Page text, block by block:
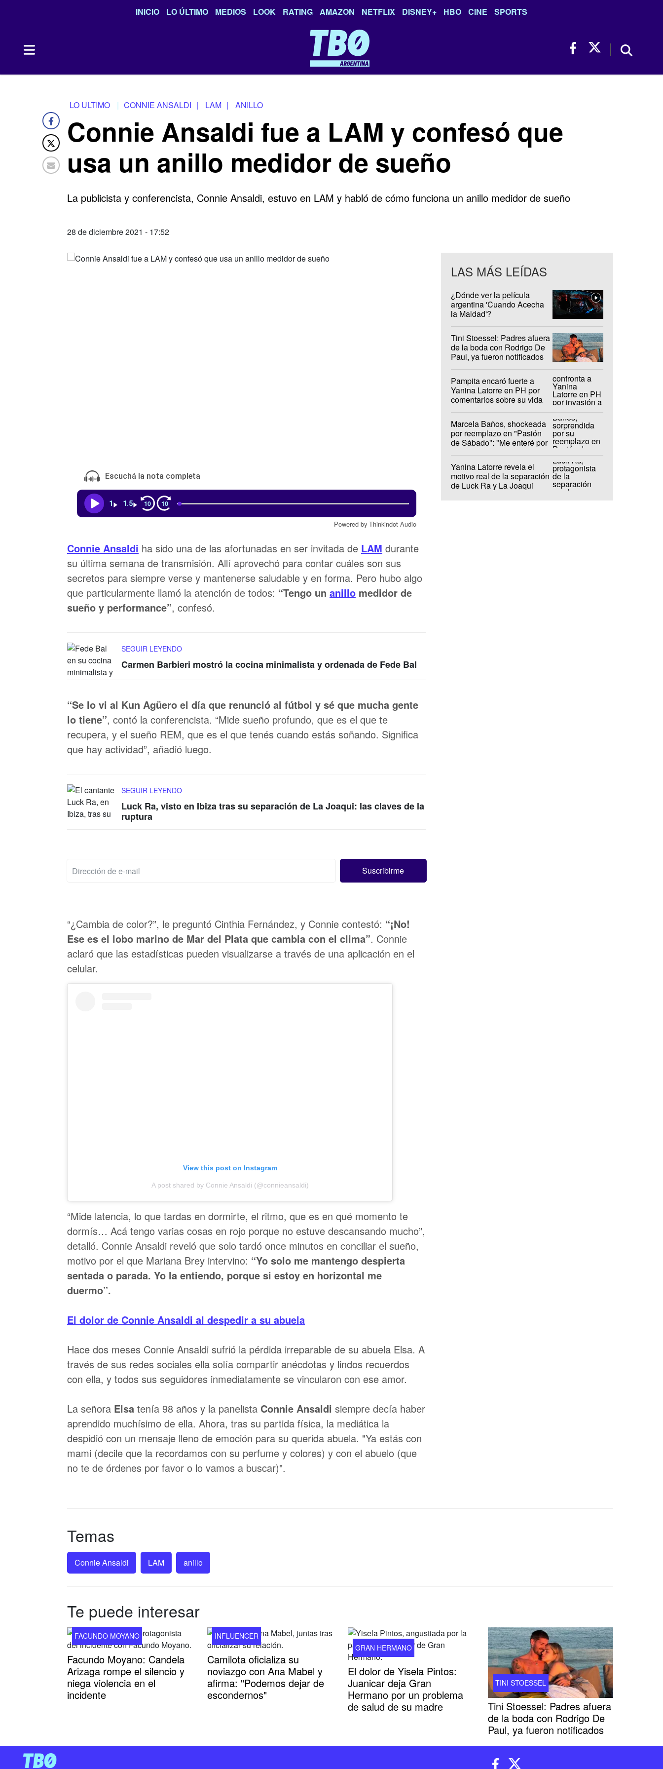
INICIO LO ÚLTIMO MEDIOS LOOK RATING AMAZON NETFLIX DISNEY+ HBO CINE SPORTS
LO ULTIMO CONNIE ANSALDI | LAM | ANILLO
Connie Ansaldi fue a LAM y confesó que
usa un anillo medidor de sueño
La publicista y conferencista, Connie Ansaldi, estuvo en LAM y habló de cómo funciona un anillo medidor de sueño
28 de diciembre 2021 - 17:52
Escuchá la nota completa
1 1.5 10 10
Powered by Thinkindot Audio
Connie Ansaldi ha sido una de las afortunadas en ser invitada de LAM durante
su última semana de transmisión. Allí aprovechó para contar cuáles son sus
secretos para siempre verse y mantenerse saludable y en forma. Pero hubo algo
que particularmente llamó la atención de todos: “Tengo un anillo medidor de
sueño y performance”, confesó.
SEGUIR LEYENDO
Carmen Barbieri mostró la cocina minimalista y ordenada de Fede Bal
“Se lo vi al Kun Agüero el día que renunció al fútbol y sé que mucha gente
lo tiene”, contó la conferencista. “Mide sueño profundo, que es el que te
recupera, y el sueño REM, que es el que tenés cuando estás soñando. Significa
que hay actividad”, añadió luego.
SEGUIR LEYENDO
Luck Ra, visto en Ibiza tras su separación de La Joaqui: las claves de la
ruptura
“¿Cambia de color?”, le preguntó Cinthia Fernández, y Connie contestó: “¡No!
Ese es el lobo marino de Mar del Plata que cambia con el clima”. Connie
aclaró que las estadísticas pueden visualizarse a través de una aplicación en el
celular.
View this post on Instagram
A post shared by Connie Ansaldi (@connieansaldi)
“Mide latencia, lo que tardas en dormirte, el ritmo, que es en qué momento te
dormís… Acá tengo varias cosas en rojo porque no estuve descansando mucho”,
detalló. Connie Ansaldi reveló que solo tardó once minutos en conciliar el sueño,
motivo por el que Mariana Brey intervino: “Yo solo me mantengo despierta
sentada o parada. Yo la entiendo, porque si estoy en horizontal me
duermo”.
El dolor de Connie Ansaldi al despedir a su abuela
Hace dos meses Connie Ansaldi sufrió la pérdida irreparable de su abuela Elsa. A
través de sus redes sociales ella solía compartir anécdotas y lindos recuerdos
con ella, y todos sus seguidores inmediatamente se vincularon con ese amor.
La señora Elsa tenía 98 años y la panelista Connie Ansaldi siempre decía haber
aprendido muchísimo de ella. Ahora, tras su partida física, la mediática la
despidió con un mensaje lleno de emoción para su querida abuela. "Ya estás con
mami (decile que la recordamos con su perfume y colores) y con el abuelo (que
no te de órdenes por favor o lo vamos a buscar)".
LAS MÁS LEÍDAS
¿Dónde ver la película
argentina 'Cuando Acecha
la Maldad'?
Tini Stoessel: Padres afuera
de la boda con Rodrigo De
Paul, ya fueron notificados
Pampita encaró fuerte a
Yanina Latorre en PH por
comentarios sobre su vida
Marcela Baños, shockeada
por reemplazo en "Pasión
de Sábado": "Me enteré por
Yanina Latorre revela el
motivo real de la separación
de Luck Ra y La Joaqui
Temas
Connie Ansaldi LAM anillo
Te puede interesar
FACUNDO MOYANO
Facundo Moyano: Candela
Arizaga rompe el silencio y
niega violencia en el
incidente
INFLUENCER
Camilota oficializa su
noviazgo con Ana Mabel y
afirma: "Podemos dejar de
escondernos"
GRAN HERMANO
El dolor de Yisela Pintos:
Juanicar deja Gran
Hermano por un problema
de salud de su madre
TINI STOESSEL
Tini Stoessel: Padres afuera
de la boda con Rodrigo De
Paul, ya fueron notificados